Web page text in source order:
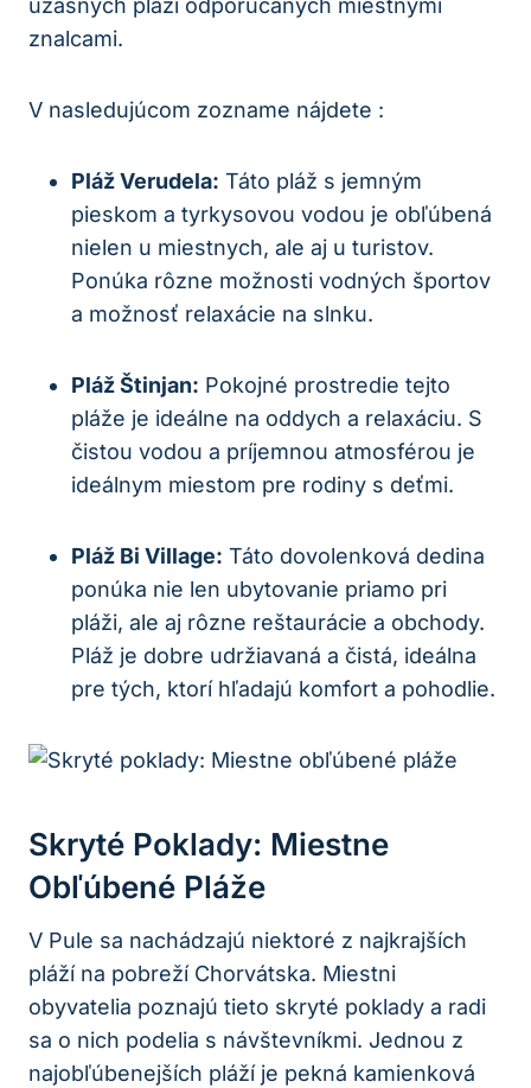
úžasných pláží odporúčaných miestnymi
znalcami.
V nasledujúcom zozname nájdete :
Pláž Verudela: Táto pláž s jemným
pieskom a tyrkysovou vodou je obľúbená
nielen u miestnych, ale aj u turistov.
Ponúka rôzne možnosti vodných športov
a možnosť relaxácie na slnku.
Pláž Štinjan: Pokojné prostredie tejto
pláže je ideálne na oddych a relaxáciu. S
čistou vodou a príjemnou atmosférou je
ideálnym miestom pre rodiny s deťmi.
Pláž Bi Village: Táto dovolenková dedina
ponúka nie len ubytovanie priamo pri
pláži, ale aj rôzne reštaurácie a obchody.
Pláž je dobre udržiavaná a čistá, ideálna
pre tých, ktorí hľadajú komfort a pohodlie.
Skryté Poklady: Miestne
Obľúbené Pláže
V Pule sa nachádzajú niektoré z najkrajších
pláží na pobreží Chorvátska. Miestni
obyvatelia poznajú tieto skryté poklady a radi
sa o nich podelia s návštevníkmi. Jednou z
najobľúbenejších pláží je pekná kamienková